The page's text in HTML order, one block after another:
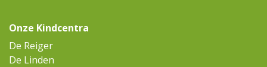
Onze Kindcentra
De Reiger
De Linden